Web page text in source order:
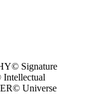
Signature
Universe